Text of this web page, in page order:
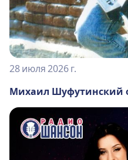
28 июля 2026 г.
Михаил Шуфутинский